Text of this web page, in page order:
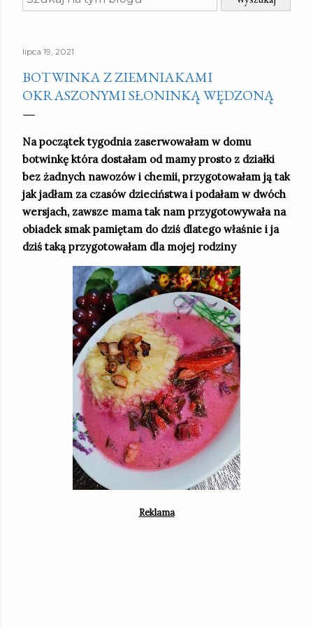
lipca 19, 2021
BOTWINKA Z ZIEMNIAKAMI
OKRASZONYMI SŁONINKĄ WĘDZONĄ
Na początek tygodnia zaserwowałam w domu
botwinkę która dostałam od mamy prosto z działki
bez żadnych nawozów i chemii, przygotowałam ją tak
jak jadłam za czasów dzieciństwa i podałam w dwóch
wersjach, zawsze mama tak nam przygotowywała na
obiadek smak pamiętam do dziś dlatego właśnie i ja
dziś taką przygotowałam dla mojej rodziny